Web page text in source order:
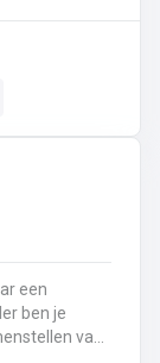
ADR-
een
van